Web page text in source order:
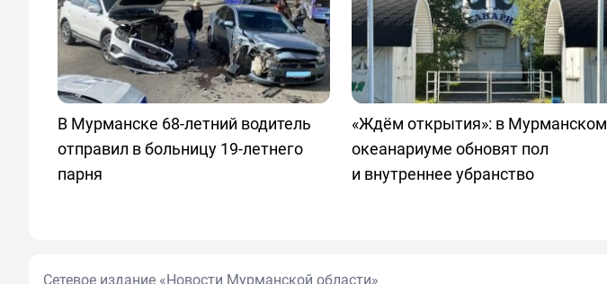
В Мурманске 68-летний водитель
отправил в больницу 19-летнего
парня
«Ждём открытия»: в Мурманском
океанариуме обновят пол
и внутреннее убранство
Сетевое издание «Новости Мурманской области»